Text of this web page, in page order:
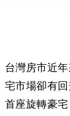
台灣房市近
宅市場卻有
首座旋轉豪